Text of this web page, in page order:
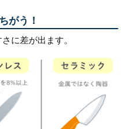
がう！
に差が出ます。